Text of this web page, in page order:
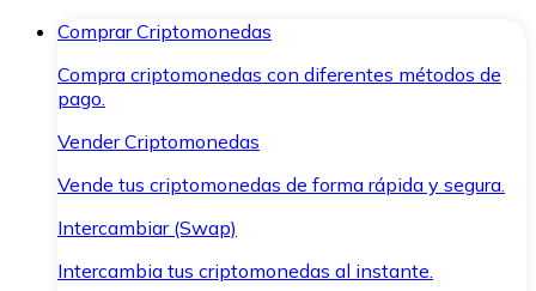
Comprar Criptomonedas
Compra criptomonedas con diferentes métodos de
pago.
Vender Criptomonedas
Vende tus criptomonedas de forma rápida y segura.
Intercambiar (Swap)
Intercambia tus criptomonedas al instante.